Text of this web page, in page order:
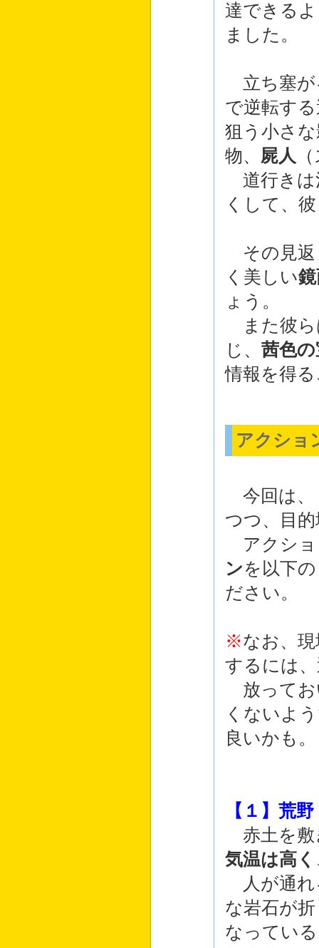
達できる
ました。
立ち塞が
で逆転す
狙う小さ
物、 屍人
道行きは
くして、
その見返
く美しい
ょう。
また彼ら
じ、 茜色
情報を得
アクショ
今回は、
つつ、目
アクショ
ンを以下の
ださい。
※なお、
するには
放ってお
くないよ
良いかも。
【１】荒
赤土を敷
気温は高く
人が通れ
な岩石が
なってい